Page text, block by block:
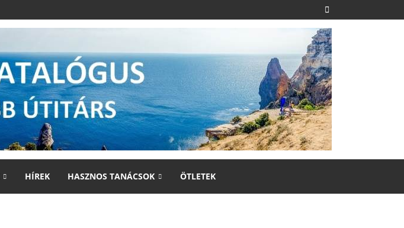
HÍREK HASZNOS TANÁCSOK ÖTLETEK